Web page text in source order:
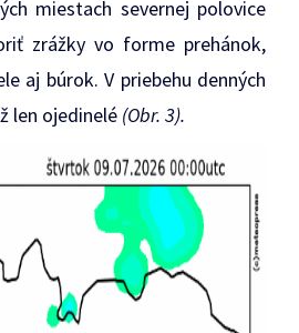
miestach severnej polovice
zrážky vo forme prehánok,
aj búrok. V priebehu denných
len ojedinelé (Obr. 3).